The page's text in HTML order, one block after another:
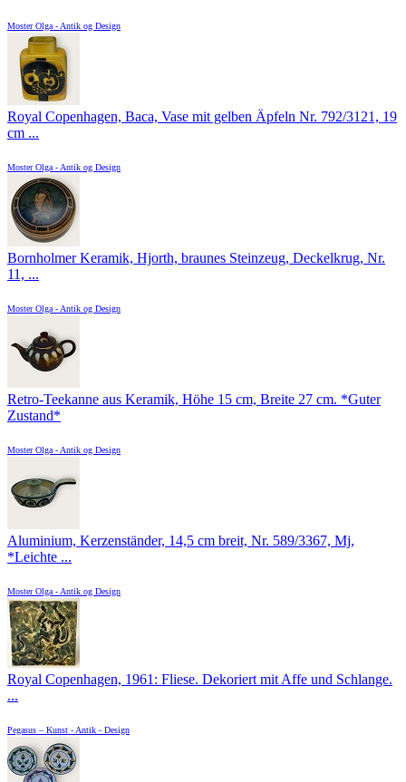
Moster Olga - Antik og Design
Royal Copenhagen, Baca, Vase mit gelben Äpfeln Nr. 792/3121, 19
cm ...
Moster Olga - Antik og Design
Bornholmer Keramik, Hjorth, braunes Steinzeug, Deckelkrug, Nr.
11, ...
Moster Olga - Antik og Design
Retro-Teekanne aus Keramik, Höhe 15 cm, Breite 27 cm. *Guter
Zustand*
Moster Olga - Antik og Design
Aluminium, Kerzenständer, 14,5 cm breit, Nr. 589/3367, Mj,
*Leichte ...
Moster Olga - Antik og Design
Royal Copenhagen, 1961: Fliese. Dekoriert mit Affe und Schlange.
...
Pegasus – Kunst - Antik - Design